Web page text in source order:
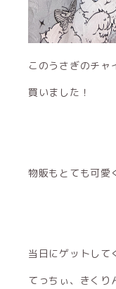
このうさぎのチャ
買いました！
物販もとても可愛
当日にゲットして
てっちぃ、きくり